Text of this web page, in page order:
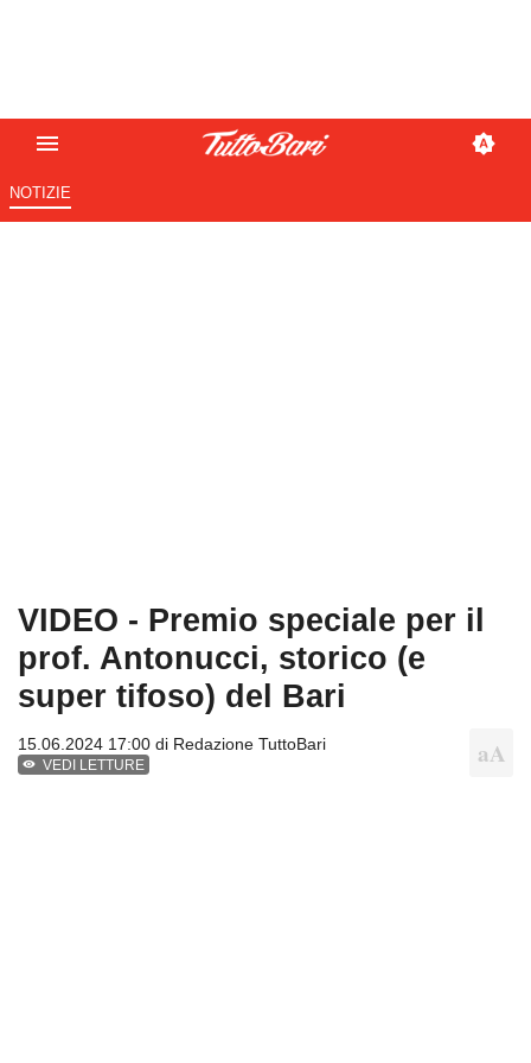
NOTIZIE
VIDEO - Premio speciale per il
prof. Antonucci, storico (e
super tifoso) del Bari
15.06.2024 17:00 di Redazione TuttoBari
VEDI LETTURE